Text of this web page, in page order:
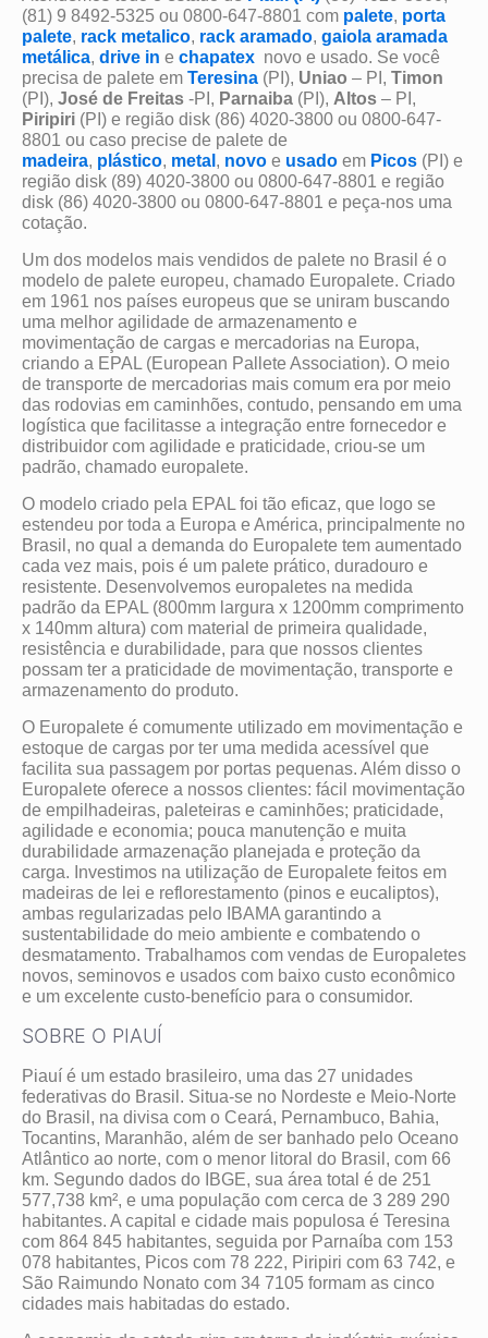
(81) 9 8492-5325 ou 0800-647-8801 com palete, porta
palete, rack metalico, rack aramado, gaiola aramada
metálica, drive in e chapatex novo e usado. Se você
precisa de palete em Teresina (PI), Uniao – PI, Timon
(PI), José de Freitas -PI, Parnaiba (PI), Altos – PI,
Piripiri (PI) e região disk (86) 4020-3800 ou 0800-647-
8801 ou caso precise de palete de
madeira, plástico, metal , novo e usado em Picos (PI) e
região disk (89) 4020-3800 ou 0800-647-8801 e região
disk (86) 4020-3800 ou 0800-647-8801 e peça-nos uma
cotação.
Um dos modelos mais vendidos de palete no Brasil é o
modelo de palete europeu, chamado Europalete. Criado
em 1961 nos países europeus que se uniram buscando
uma melhor agilidade de armazenamento e
movimentação de cargas e mercadorias na Europa,
criando a EPAL (European Pallete Association). O meio
de transporte de mercadorias mais comum era por meio
das rodovias em caminhões, contudo, pensando em uma
logística que facilitasse a integração entre fornecedor e
distribuidor com agilidade e praticidade, criou-se um
padrão, chamado europalete.
O modelo criado pela EPAL foi tão eficaz, que logo se
estendeu por toda a Europa e América, principalmente no
Brasil, no qual a demanda do Europalete tem aumentado
cada vez mais, pois é um palete prático, duradouro e
resistente. Desenvolvemos europaletes na medida
padrão da EPAL (800mm largura x 1200mm comprimento
x 140mm altura) com material de primeira qualidade,
resistência e durabilidade, para que nossos clientes
possam ter a praticidade de movimentação, transporte e
armazenamento do produto.
O Europalete é comumente utilizado em movimentação e
estoque de cargas por ter uma medida acessível que
facilita sua passagem por portas pequenas. Além disso o
Europalete oferece a nossos clientes: fácil movimentação
de empilhadeiras, paleteiras e caminhões; praticidade,
agilidade e economia; pouca manutenção e muita
durabilidade armazenação planejada e proteção da
carga. Investimos na utilização de Europalete feitos em
madeiras de lei e reflorestamento (pinos e eucaliptos),
ambas regularizadas pelo IBAMA garantindo a
sustentabilidade do meio ambiente e combatendo o
desmatamento. Trabalhamos com vendas de Europaletes
novos, seminovos e usados com baixo custo econômico
e um excelente custo-benefício para o consumidor.
SOBRE O PIAUÍ
Piauí é um estado brasileiro, uma das 27 unidades
federativas do Brasil. Situa-se no Nordeste e Meio-Norte
do Brasil, na divisa com o Ceará, Pernambuco, Bahia,
Tocantins, Maranhão, além de ser banhado pelo Oceano
Atlântico ao norte, com o menor litoral do Brasil, com 66
km. Segundo dados do IBGE, sua área total é de 251
577,738 km², e uma população com cerca de 3 289 290
habitantes. A capital e cidade mais populosa é Teresina
com 864 845 habitantes, seguida por Parnaíba com 153
078 habitantes, Picos com 78 222, Piripiri com 63 742, e
São Raimundo Nonato com 34 7105 formam as cinco
cidades mais habitadas do estado.